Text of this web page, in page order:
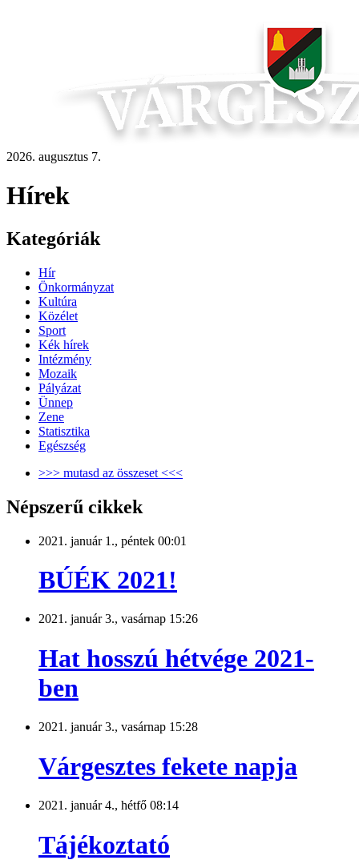
2026. augusztus 7.
Hírek
Kategóriák
Hír
Önkormányzat
Kultúra
Közélet
Sport
Kék hírek
Intézmény
Mozaik
Pályázat
Ünnep
Zene
Statisztika
Egészség
>>> mutasd az összeset <<<
Népszerű cikkek
2021. január 1., péntek 00:01
BÚÉK 2021!
2021. január 3., vasárnap 15:26
Hat hosszú hétvége 2021-
ben
2021. január 3., vasárnap 15:28
Várgesztes fekete napja
2021. január 4., hétfő 08:14
Tájékoztató